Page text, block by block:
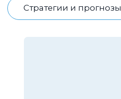
Стратегии и прогнозы